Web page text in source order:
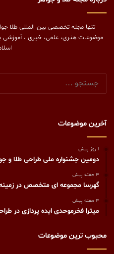
تنها مجله تخصصی بین المللی طلا
موضوعات هنری، علمی، خبری ، آموزشی
آخرین موضوعات
1 روز پیش
دومین جشنواره ملی طراحی طلا و
3 هفته پیش
گهرسا مجموعه ای متخصص در
3 هفته پیش
میترا فخرموحدی ایده پردازی در
محبوب ترین موضوعات